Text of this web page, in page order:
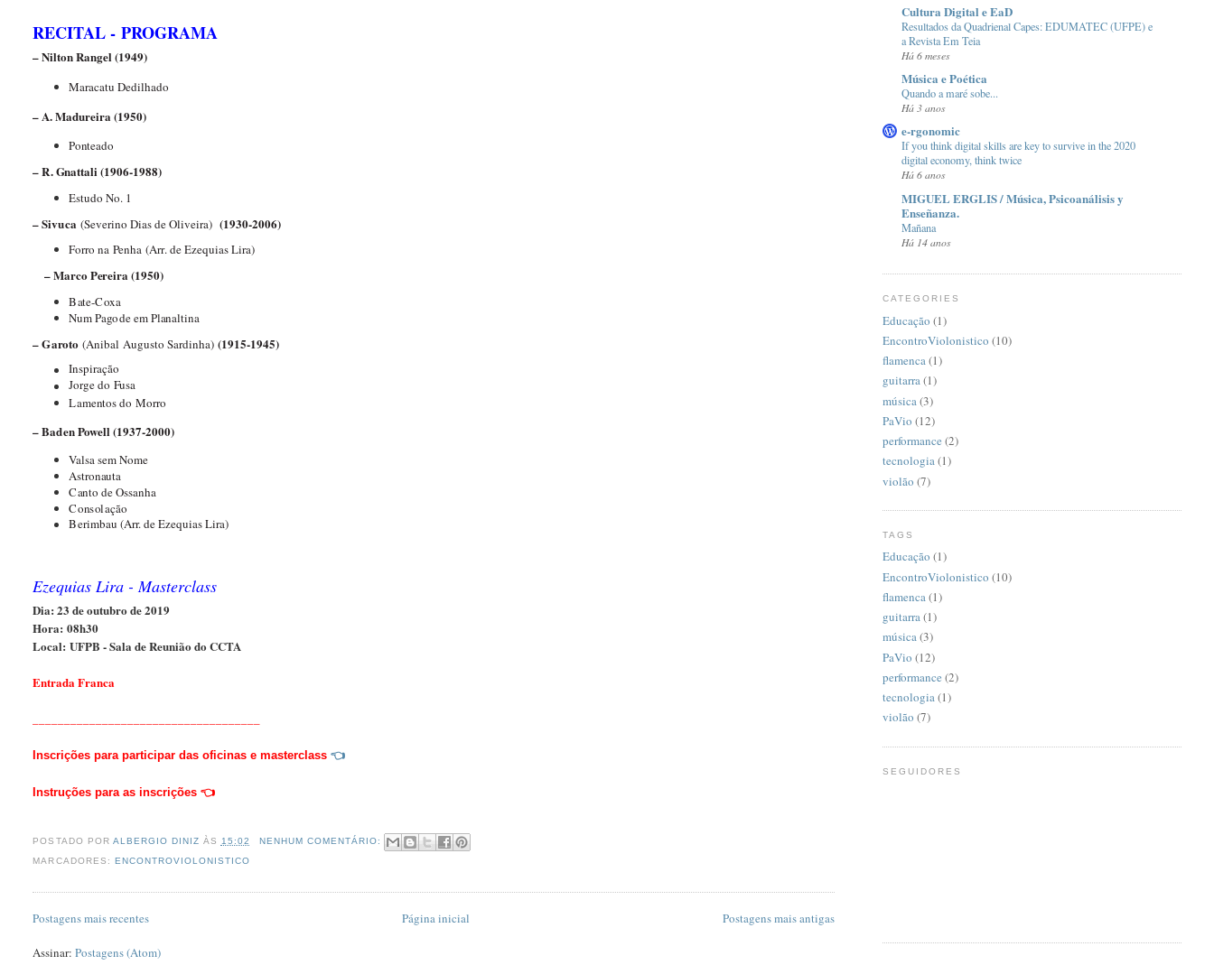
RECITAL -PROGRAMA
–NiltonRangel (1949)
Maracatu Dedilhado
– A.Madureira (1950)
Ponteado
–R.Gnattali (1906-1988)
EstudoNo. 1
–Sivuca (Severino Dias de Oliveira) (1930-2006)
Forro na Penha(Arr. de Ezequias Lira)
–MarcoPereira (1950)
Bate-Coxa
NumPagode em Planaltina
–Garoto(Anibal Augusto Sardinha) (1915-1945)
Inspiração
Jorge do Fusa
Lamentos do Morro
– BadenPowell (1937-2000)
ValsasemNome
Astronauta
Canto deOssanha
Consolação
Berimbau (Arr. de Ezequias Lira)
Ezequias Lira - Masterclass
Dia: 23 de outubro de 2019
Hora: 08h30
Local:UFPB - Sala de Reunião do CCTA
Entrada Franca
Inscrições para participar das oficinas e masterclass👈
Instruções para as inscrições 👈
POSTADO POR ALBERGIO DINIZ ÀS 15:02
NENHUM COMENTÁRIO:
MARCADORES: ENCONTROVIOLONISTICO
Postagens mais recentes Postagens mais antigas
Página inicial
Assinar:Postagens (Atom)
Cultura Digital e EaD
Resultados da Quadrienal Capes: EDUMATEC (UFPE) e
a Revista Em Teia
Há 6 meses
Música e Poética
Quando a maré sobe...
Há 3 anos
e-rgonomic
If you think digital skills are key to survive in the 2020
digital economy, think twice
Há 6 anos
MIGUEL ERGLIS / Música, Psicoanálisis y
Enseñanza.
Mañana
Há 14 anos
CATEGORIES
Educação (1)
EncontroViolonistico (10)
flamenca(1)
guitarra(1)
música (3)
PaVio (12)
performance (2)
tecnologia(1)
violão (7)
TAGS
Educação (1)
EncontroViolonistico (10)
flamenca(1)
guitarra(1)
música(3)
PaVio (12)
performance (2)
tecnologia(1)
violão (7)
SEGUIDORES